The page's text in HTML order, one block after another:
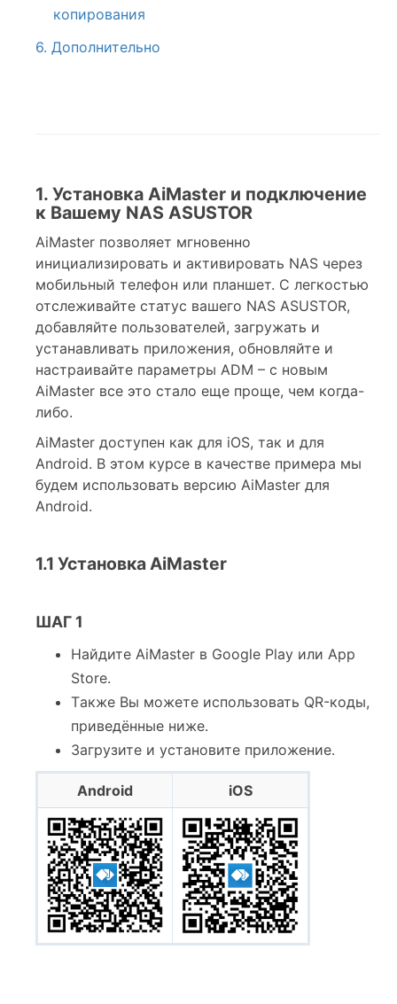
копирования
6. Дополнительно
1. Установка AiMaster и подключение
к Вашему NAS ASUSTOR
AiMaster позволяет мгновенно
инициализировать и активировать NAS через
мобильный телефон или планшет. С легкостью
отслеживайте статус вашего NAS ASUSTOR,
добавляйте пользователей, загружать и
устанавливать приложения, обновляйте и
настраивайте параметры ADM – с новым
AiMaster все это стало еще проще, чем когда-
либо.
AiMaster доступен как для iOS, так и для
Android. В этом курсе в качестве примера мы
будем использовать версию AiMaster для
Android.
1.1 Установка AiMaster
ШАГ 1
Найдите AiMaster в Google Play или App
Store.
Tакже Вы можете использовать QR-коды,
приведённые ниже.
Загрузите и установите приложение.
Android iOS